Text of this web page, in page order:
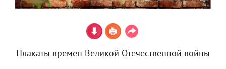
Плакаты времен Великой Отечественной войны